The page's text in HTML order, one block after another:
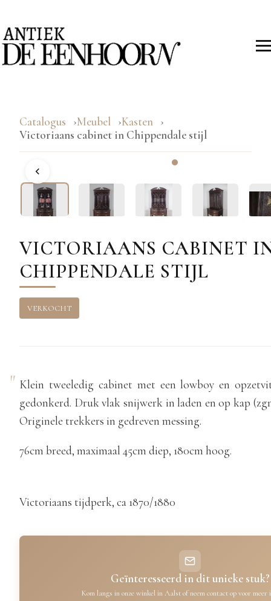
Catalogus Meubel
Kasten
Victoriaans cabinet in Chippendale stijl
VICTORIAANS CABINET
CHIPPENDALE STIJL
VERKOCHT
Klein tweeledig cabinet met een lowboy en
gedonkerd. Druk vlak snijwerk in laden en op kap
Originele trekkers in gedreven messing.
76cm breed, maximaal 45cm diep, 180cm hoog.
Victoriaans tijdperk, ca 1870/1880
Geïnteresseerd in dit unieke stuk?
Kom langs in onze winkel in Aalst of neem contact op voor meer